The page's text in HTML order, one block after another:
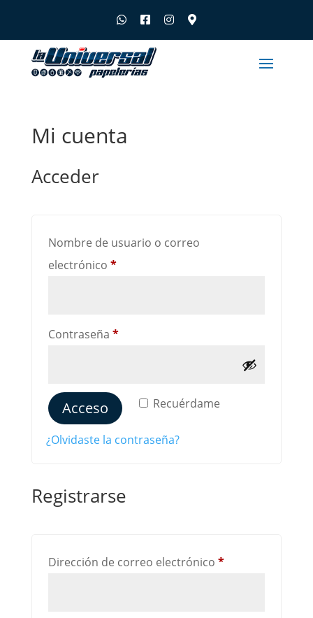
Mi cuenta
Acceder
Nombre de usuario o correo
electrónico *Obligatorio
Contraseña *Obligatorio
Alternative: Recuérdame
Acceso
¿Olvidaste la contraseña?
Registrarse
Dirección de correo electrónico *Obligatorio